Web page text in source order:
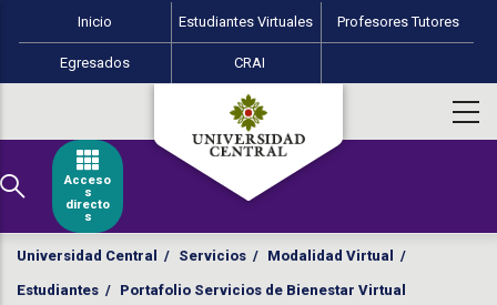
Pasar al contenido principal
Menú perfiles Educación Virtual
Inicio Estudiantes Virtuales Profesores Tutores
Egresados CRAI
Acceso
s
directo
s
Universidad Central / Servicios / Modalidad Virtual /
Estudiantes / Portafolio Servicios de Bienestar Virtual